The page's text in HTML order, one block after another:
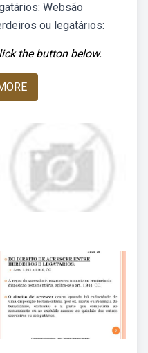
Websão
ou legatários:
the button below.